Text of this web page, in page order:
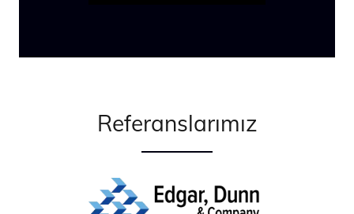
Referanslarımız